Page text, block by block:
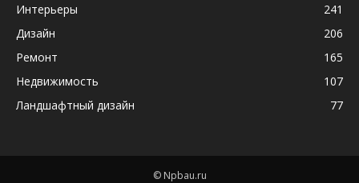
Интерьеры
241
Дизайн
206
Ремонт
165
Недвижимость
107
Ландшафтный дизайн
77
© Npbau.ru